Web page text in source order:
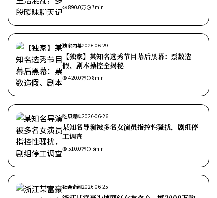
890.0万 7min
独家内幕2026-06-29
【独家】某知名选秀节目幕后黑幕：票数造
假、剧本操控全揭秘
420.0万 8min
吃瓜爆料2026-06-26
某知名导演被多名女演员指控性骚扰，剧组停
工调查
510.0万 6min
社会奇闻2026-06-25